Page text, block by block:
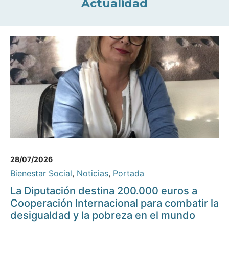
Actualidad
28/07/2026
Bienestar Social, Noticias, Portada
La Diputación destina 200.000 euros a
Cooperación Internacional para combatir la
desigualdad y la pobreza en el mundo